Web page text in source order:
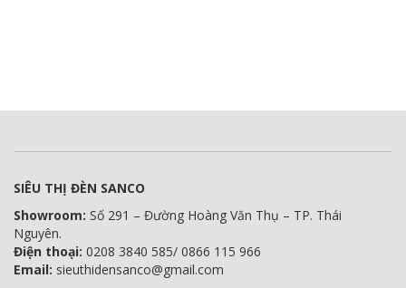
SIÊU THỊ ĐÈN SANCO
Showroom: Số 291 – Đường Hoàng Văn Thụ – TP. Thái
Nguyên.
Điện thoại: 0208 3840 585/ 0866 115 966
Email: sieuthidensanco@gmail.com